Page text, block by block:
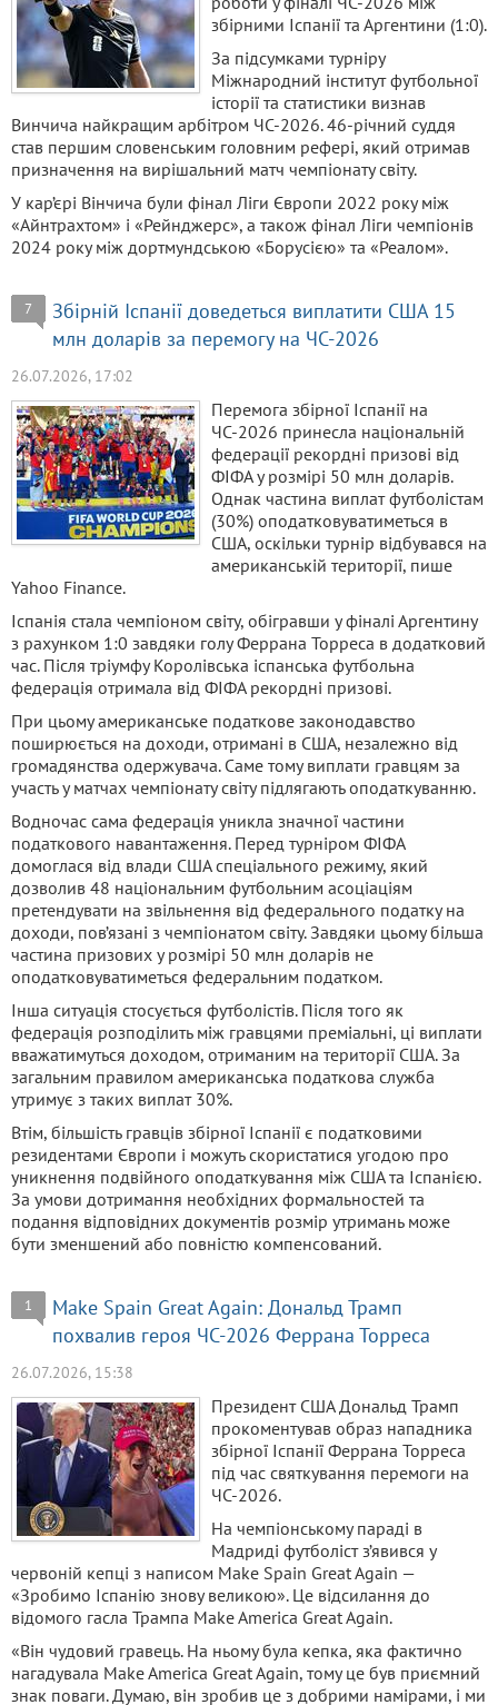
збірними Іспанії та Аргентини (1:0).
За підсумками турніру
Міжнародний інститут футбольної
історії та статистики визнав
Винчича найкращим арбітром ЧС-2026. 46-річний суддя
став першим словенським головним рефері, який отримав
призначення на вирішальний матч чемпіонату світу.
У кар’єрі Вінчича були фінал Ліги Європи 2022 року між
«Айнтрахтом» і «Рейнджерс», а також фінал Ліги чемпіонів
2024 року між дортмундською «Борусією» та «Реалом».
7
Збірній Іспанії доведеться виплатити США 15
млн доларів за перемогу на ЧС-2026
26.07.2026, 17:02
Перемога збірної Іспанії на
ЧС-2026 принесла національній
федерації рекордні призові від
ФІФА у розмірі 50 млн доларів.
Однак частина виплат футболістам
(30%) оподатковуватиметься в
США, оскільки турнір відбувався на
американській території, пише
Yahoo Finance.
Іспанія стала чемпіоном світу, обігравши у фіналі Аргентину
з рахунком 1:0 завдяки голу Феррана Торреса в додатковий
час. Після тріумфу Королівська іспанська футбольна
федерація отримала від ФІФА рекордні призові.
При цьому американське податкове законодавство
поширюється на доходи, отримані в США, незалежно від
громадянства одержувача. Саме тому виплати гравцям за
участь у матчах чемпіонату світу підлягають оподаткуванню.
Водночас сама федерація уникла значної частини
податкового навантаження. Перед турніром ФІФА
домоглася від влади США спеціального режиму, який
дозволив 48 національним футбольним асоціаціям
претендувати на звільнення від федерального податку на
доходи, пов’язані з чемпіонатом світу. Завдяки цьому більша
частина призових у розмірі 50 млн доларів не
оподатковуватиметься федеральним податком.
Інша ситуація стосується футболістів. Після того як
федерація розподілить між гравцями преміальні, ці виплати
вважатимуться доходом, отриманим на території США. За
загальним правилом американська податкова служба
утримує з таких виплат 30%.
Втім, більшість гравців збірної Іспанії є податковими
резидентами Європи і можуть скористатися угодою про
уникнення подвійного оподаткування між США та Іспанією.
За умови дотримання необхідних формальностей та
подання відповідних документів розмір утримань може
бути зменшений або повністю компенсований.
1
Make Spain Great Again: Дональд Трамп
похвалив героя ЧС-2026 Феррана Торреса
26.07.2026, 15:38
Президент США Дональд Трамп
прокоментував образ нападника
збірної Іспанії Феррана Торреса
під час святкування перемоги на
ЧС-2026.
На чемпіонському параді в
Мадриді футболіст з’явився у
червоній кепці з написом Make Spain Great Again —
«Зробимо Іспанію знову великою». Це відсилання до
відомого гасла Трампа Make America Great Again.
«Він чудовий гравець. На ньому була кепка, яка фактично
нагадувала Make America Great Again, тому це був приємний
знак поваги. Думаю, він зробив це з добрими намірами, і ми